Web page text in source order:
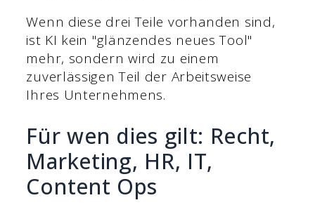
Wenn diese drei Teile vorhanden sind,
ist KI kein "glänzendes neues Tool"
mehr, sondern wird zu einem
zuverlässigen Teil der Arbeitsweise
Ihres Unternehmens.
Für wen dies gilt: Recht,
Marketing, HR, IT,
Content Ops